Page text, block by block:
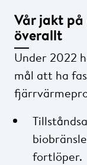
Vår jakt
överallt
Under 2022
mål att ha
fortlöper.